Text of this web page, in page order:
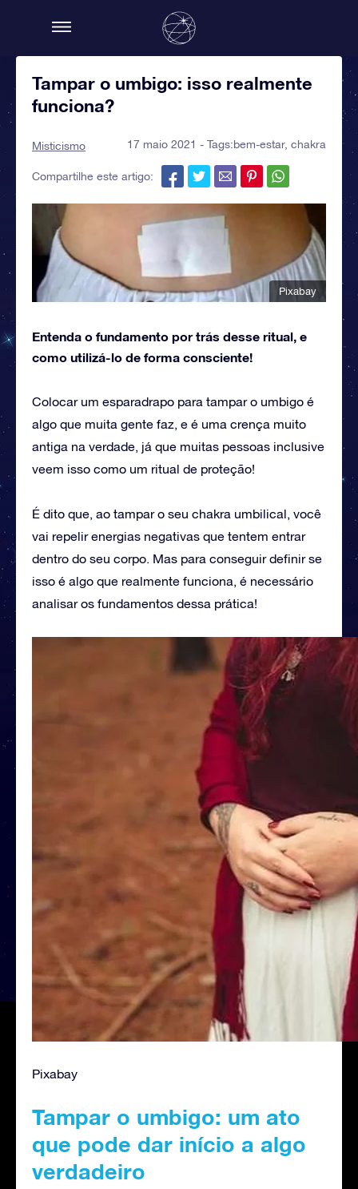
Tampar o umbigo: isso realmente
funciona?
Misticismo 17 maio 2021 - Tags:bem-estar, chakra
Compartilhe este artigo:
Pixabay
Entenda o fundamento por trás desse ritual, e
como utilizá-lo de forma consciente!
Colocar um esparadrapo para tampar o umbigo é
algo que muita gente faz, e é uma crença muito
antiga na verdade, já que muitas pessoas inclusive
veem isso como um ritual de proteção!
É dito que, ao tampar o seu chakra umbilical, você
vai repelir energias negativas que tentem entrar
dentro do seu corpo. Mas para conseguir definir se
isso é algo que realmente funciona, é necessário
analisar os fundamentos dessa prática!
Pixabay
Tampar o umbigo: um ato
que pode dar início a algo
verdadeiro